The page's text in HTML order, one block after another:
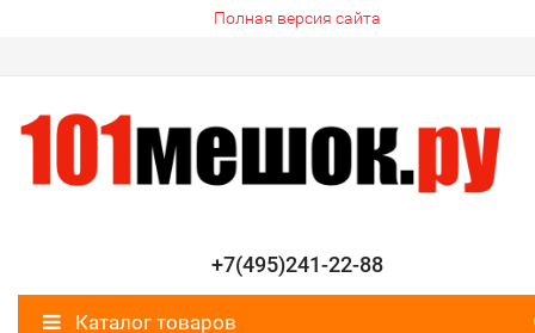
Полная версия сайта
+7(495)241-22-88
Каталог товаров